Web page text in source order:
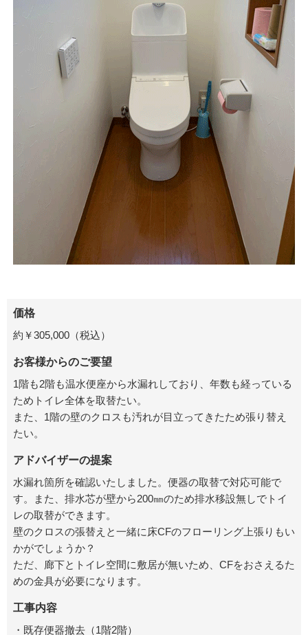
価格
約￥305,000（税込）
お客様からのご要望
1階も2階も温水便座から水漏れしており、年数も経っている
ためトイレ全体を取替たい。
また、1階の壁のクロスも汚れが目立ってきたため張り替え
たい。
アドバイザーの提案
水漏れ箇所を確認いたしました。便器の取替で対応可能で
す。また、排水芯が壁から200㎜のため排水移設無しでトイ
レの取替ができます。
壁のクロスの張替えと一緒に床CFのフローリング上張りもい
かがでしょうか？
ただ、廊下とトイレ空間に敷居が無いため、CFをおさえるた
めの金具が必要になります。
工事内容
・既存便器撤去（1階2階）